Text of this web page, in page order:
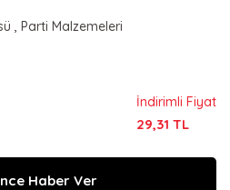
, Parti Malzemeleri
İndirimli Fiyat
29,31 TL
Haber Ver